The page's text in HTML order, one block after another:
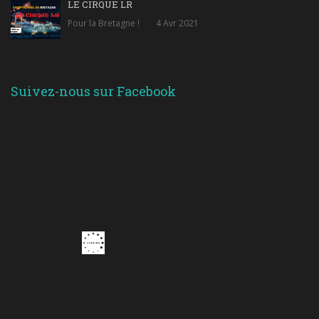
LE CIRQUE LR
Pour la Bretagne ! 4 Avr 2021
Suivez-nous sur Facebook